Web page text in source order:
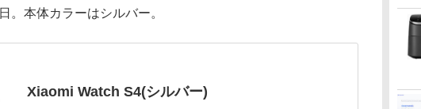
。本体カラーはシルバー。
Xiaomi Watch S4(シルバー)